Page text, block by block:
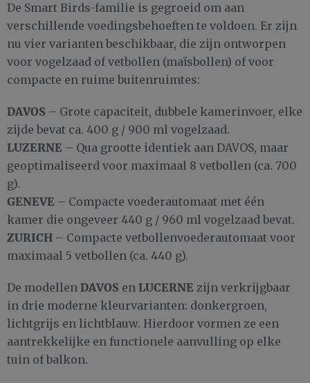
De Smart Birds-familie is gegroeid om aan
verschillende voedingsbehoeften te voldoen. Er zijn
nu vier varianten beschikbaar, die zijn ontworpen
voor vogelzaad of vetbollen (maïsbollen) of voor
compacte en ruime buitenruimtes:
DAVOS – Grote capaciteit, dubbele kamerinvoer, elke
zijde bevat ca. 400 g / 900 ml vogelzaad.
LUZERNE – Qua grootte identiek aan DAVOS, maar
geoptimaliseerd voor maximaal 8 vetbollen (ca. 700
g).
GENEVE – Compacte voederautomaat met één
kamer die ongeveer 440 g / 960 ml vogelzaad bevat.
ZURICH – Compacte vetbollenvoederautomaat voor
maximaal 5 vetbollen (ca. 440 g).
De modellen DAVOS en LUCERNE zijn verkrijgbaar
in drie moderne kleurvarianten: donkergroen,
lichtgrijs en lichtblauw. Hierdoor vormen ze een
aantrekkelijke en functionele aanvulling op elke
tuin of balkon.